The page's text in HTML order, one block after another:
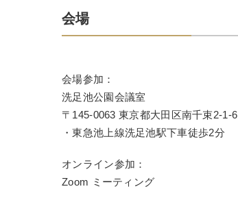
会場
会場参加：
洗足池公園会議室
〒145-0063 東京都大田区南千束2-1-6
・東急池上線洗足池駅下車徒歩2分
オンライン参加：
Zoom ミーティング